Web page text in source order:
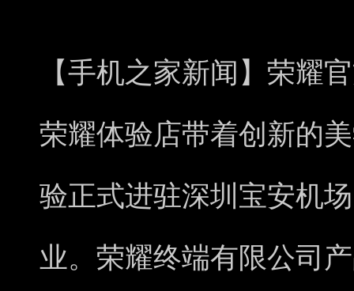
【手机之家新闻】荣耀
荣耀体验店带着创新的
验正式进驻深圳宝安机
业。荣耀终端有限公司